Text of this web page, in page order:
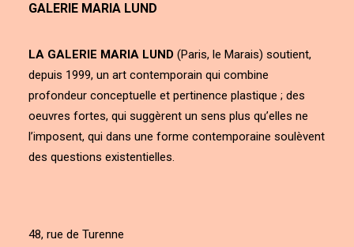
GALERIE MARIA LUND
LA GALERIE MARIA LUND (Paris, le Marais) soutient,
depuis 1999, un art contemporain qui combine
profondeur conceptuelle et pertinence plastique ; des
oeuvres fortes, qui suggèrent un sens plus qu’elles ne
l’imposent, qui dans une forme contemporaine soulèvent
des questions existentielles.
48, rue de Turenne